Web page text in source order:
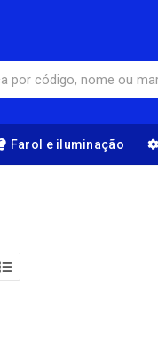
Farol e iluminação